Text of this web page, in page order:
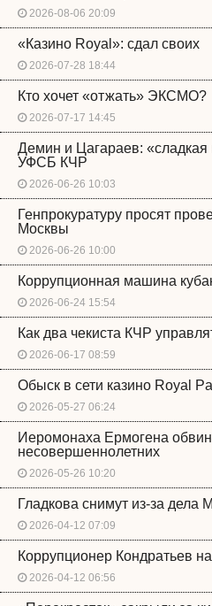
2026-08-06 20:09
«Казино Royal»: сдал своих
2026-07-28 18:44
Кто хочет «отжать» ЭКСМО?
2026-07-17 14:45
Демин и Цагараев: «сладкая
УФСБ КЧР
2026-06-26 10:03
Генпрокуратуру просят
Москвы
2026-06-26 10:00
Коррупционная машина
2026-06-24 15:54
Как два чекиста КЧР
2026-06-17 08:59
Обыск в сети казино Royal
2026-05-27 06:24
Иеромонаха Ермогена
несовершеннолетних
2026-05-26 10:20
Гладкова снимут из-за дела
2026-04-12 07:09
Коррупционер Кондратьев
2026-04-12 06:56